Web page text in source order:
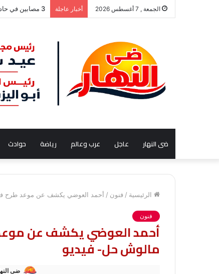
الجمعة , 7 أغسطس 2026 أخبار عاجلة صفقة حسام عبد
ضى النهار عاجل عرب وعالم رياضة حوادث
الرئيسية / فنون / أحمد العوضي يكشف عن موعد طرح
فنون
أحمد العوضي يكشف عن
مالوش حل- فيديو
ضى